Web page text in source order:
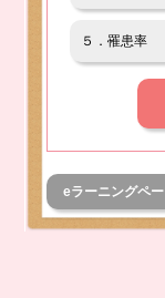
５．罹患率
eラーニングペ